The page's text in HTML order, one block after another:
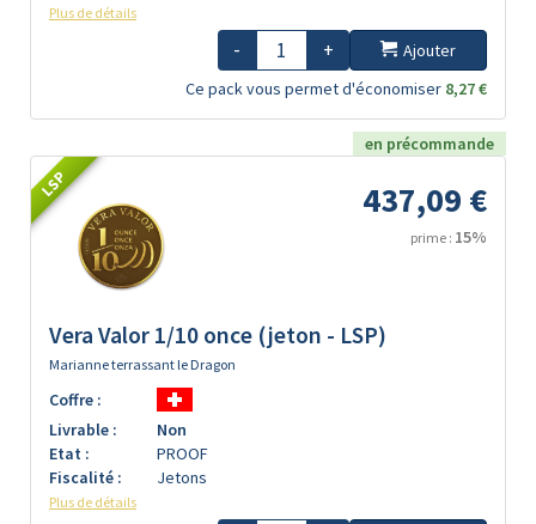
Plus de détails
- +
Ajouter
Ce pack vous permet d'économiser 8,27 €
en précommande
LSP 437,09 €
prime : 15%
Vera Valor 1/10 once (jeton - LSP)
Marianne terrassant le Dragon
Coffre :
Livrable :
Non
Etat :
PROOF
Fiscalité :
Jetons
Plus de détails